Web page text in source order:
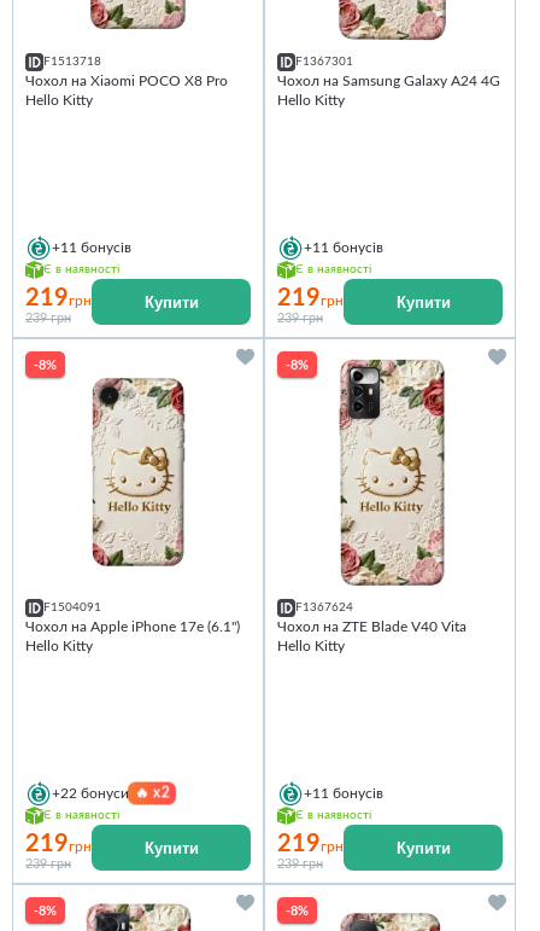
F1513718
Чохол на Xiaomi POCO X8 Pro
Hello Kitty
+11 бонусів
Є в наявності
219грн
239 грн
Купити
F1367301
Чохол на Samsung Galaxy A24 4G
Hello Kitty
+11 бонусів
Є в наявності
219грн
239 грн
Купити
-8%
F1504091
Чохол на Apple iPhone 17e (6.1")
Hello Kitty
+22 бонуси 🔥x2
Є в наявності
219грн
239 грн
Купити
-8%
F1367624
Чохол на ZTE Blade V40 Vita
Hello Kitty
+11 бонусів
Є в наявності
219грн
239 грн
Купити
-8% -8%